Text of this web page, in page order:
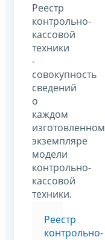
Реестр
контрольно-
кассовой
техники
-
совокупность
сведений
о
каждом
изготовленном
экземпляре
модели
контрольно-
кассовой
техники.
Реестр
контрольно-